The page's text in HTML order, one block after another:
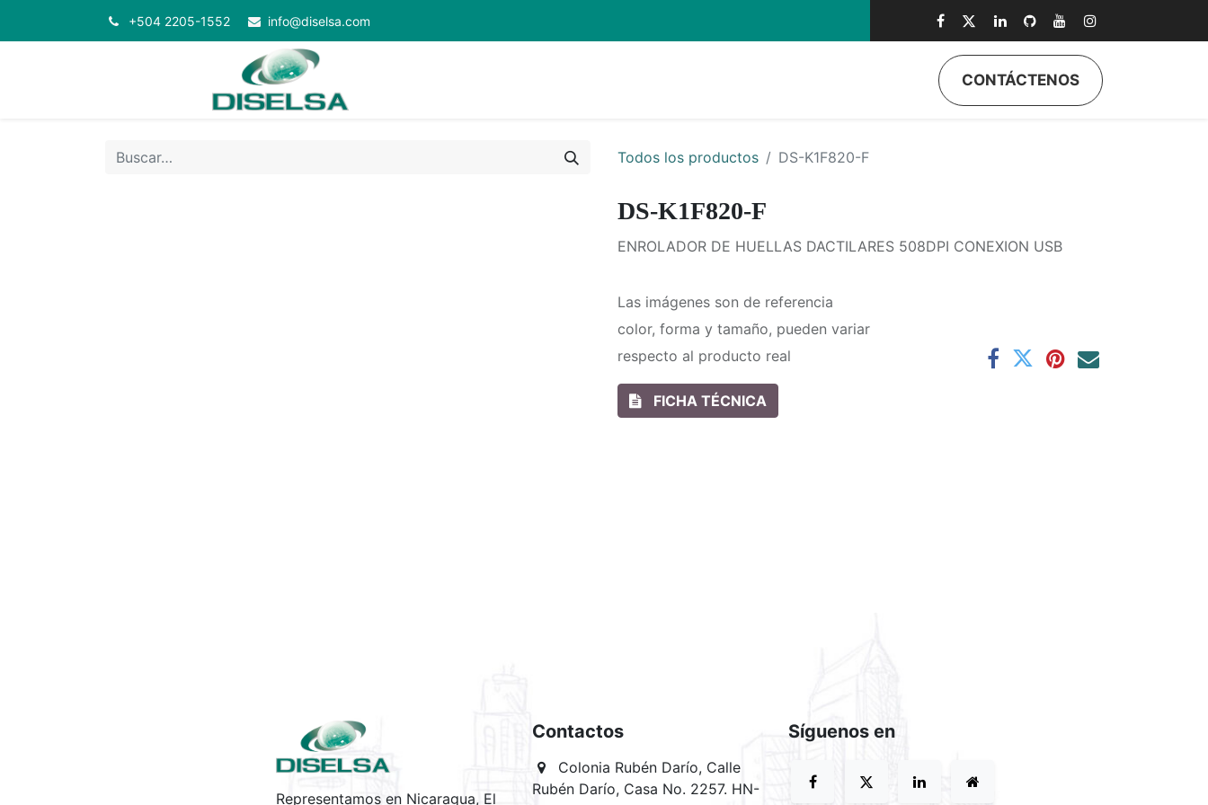
+504 2205-1552 info@diselsa.com
Quiénes Somos Eventos Soporte
CONTÁCTENOS
Todos los productos DS-K1F820-F
DS-K1F820-F
ENROLADOR DE HUELLAS DACTILARES 508DPI CONEXION USB
Las imágenes son de referencia
color, forma y tamaño, pueden variar
respecto al producto real
FICHA TÉCNICA
Representamos en Nicaragua, El
Contactos
Colonia Rubén Darío, Calle
Rubén Darío, Casa No. 2257. HN-
Síguenos en